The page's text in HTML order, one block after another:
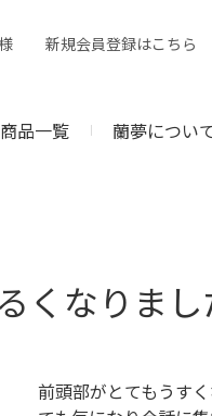
新規会員登録はこちら
商品一覧 蘭夢につい
くなりまし
前頭部がとてもうす